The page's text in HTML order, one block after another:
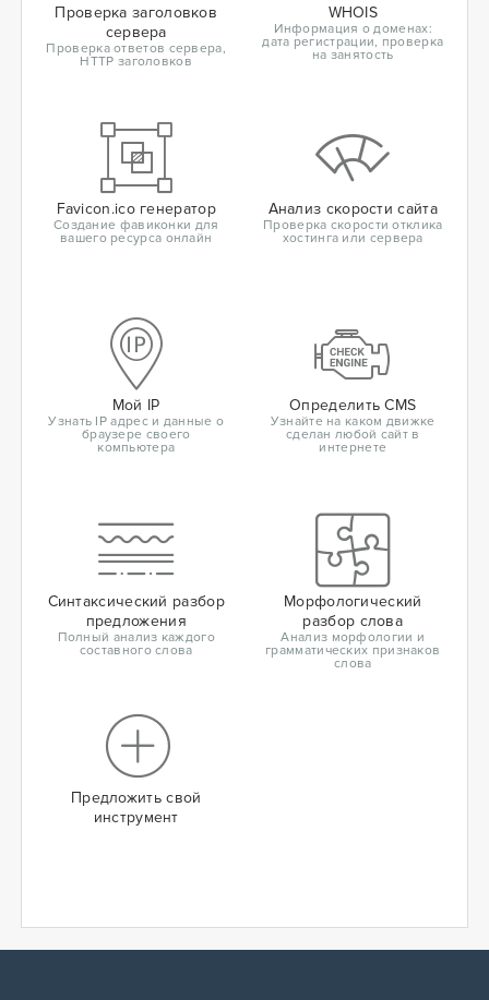
Проверка заголовков
сервера
Проверка ответов сервера,
HTTP заголовков
WHOIS
Информация о доменах:
дата регистрации, проверка
на занятость
Favicon.ico генератор
Создание фавиконки для
вашего ресурса онлайн
Анализ скорости сайта
Проверка скорости отклика
хостинга или сервера
Мой IP
Узнать IP адрес и данные о
браузере своего
компьютера
Определить CMS
Узнайте на каком движке
сделан любой сайт в
интернете
Синтаксический разбор
предложения
Полный анализ каждого
составного слова
Морфологический
разбор слова
Анализ морфологии и
грамматических признаков
слова
Предложить свой
инструмент